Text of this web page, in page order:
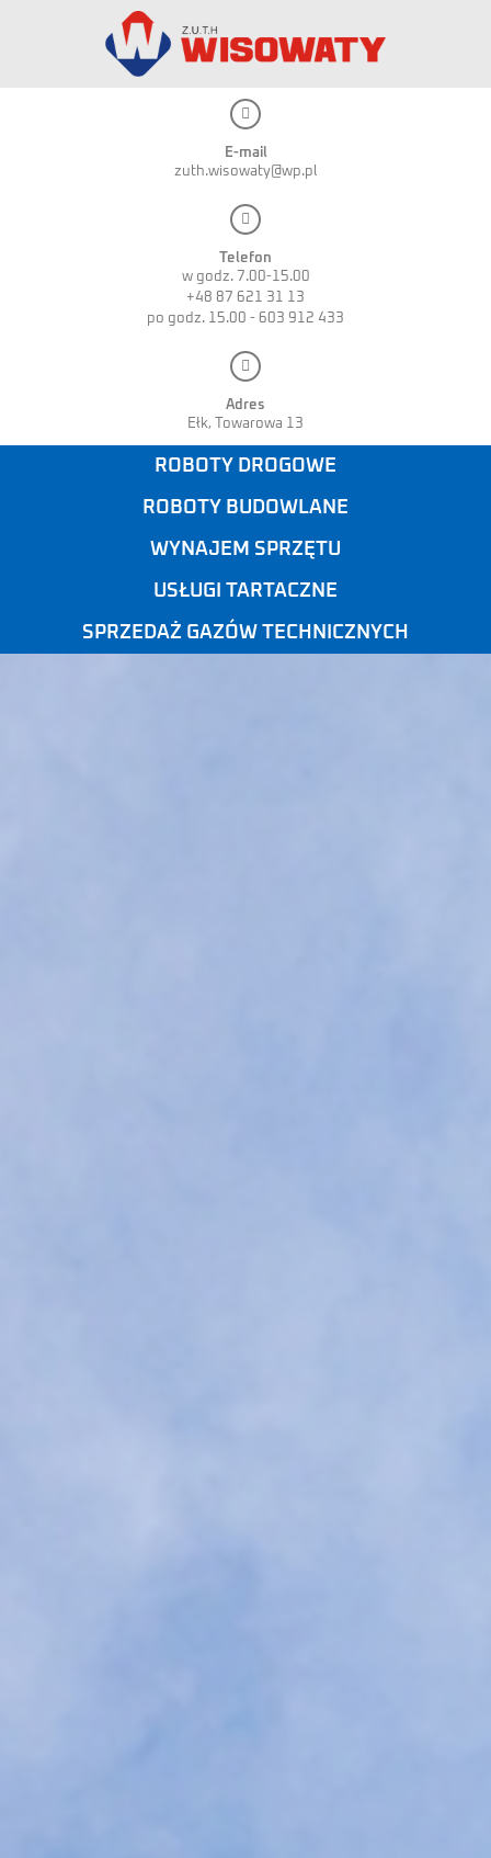
E-mail
zuth.wisowaty@wp.pl
Telefon
w godz. 7.00-15.00
+48 87 621 31 13
po godz. 15.00 - 603 912 433
Adres
Ełk, Towarowa 13
ROBOTY DROGOWE
ROBOTY BUDOWLANE
WYNAJEM SPRZĘTU
USŁUGI TARTACZNE
SPRZEDAŻ GAZÓW TECHNICZNYCH